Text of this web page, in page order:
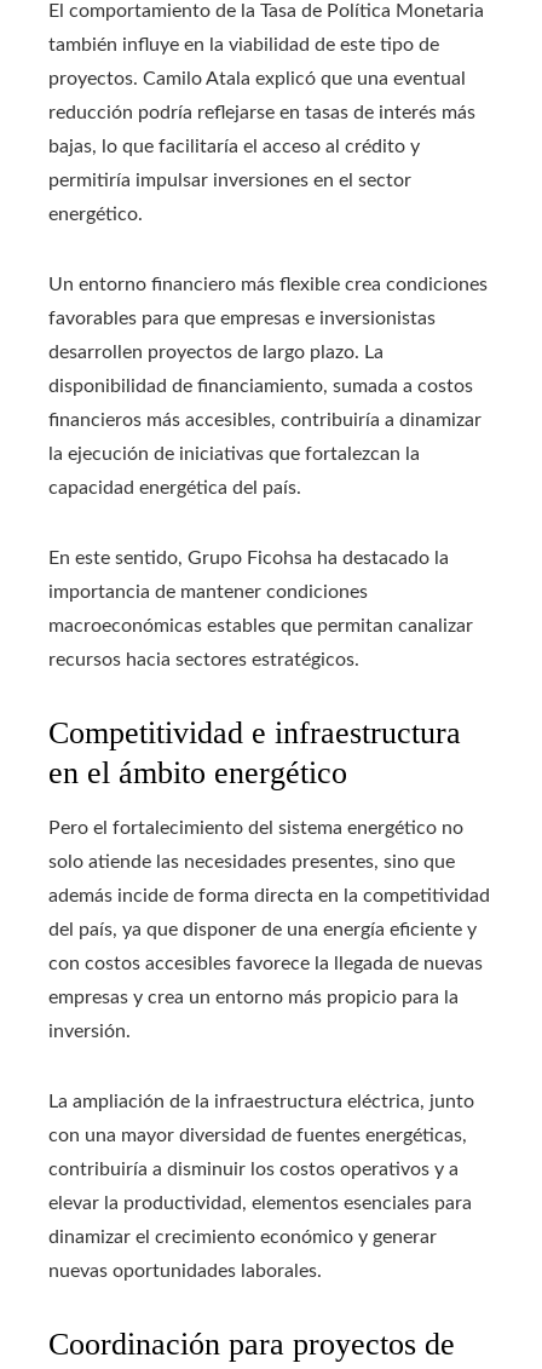
El comportamiento de la Tasa de Política Monetaria
también influye en la viabilidad de este tipo de
proyectos. Camilo Atala explicó que una eventual
reducción podría reflejarse en tasas de interés más
bajas, lo que facilitaría el acceso al crédito y
permitiría impulsar inversiones en el sector
energético.
Un entorno financiero más flexible crea condiciones
favorables para que empresas e inversionistas
desarrollen proyectos de largo plazo. La
disponibilidad de financiamiento, sumada a costos
financieros más accesibles, contribuiría a dinamizar
la ejecución de iniciativas que fortalezcan la
capacidad energética del país.
En este sentido, Grupo Ficohsa ha destacado la
importancia de mantener condiciones
macroeconómicas estables que permitan canalizar
recursos hacia sectores estratégicos.
Competitividad e infraestructura
en el ámbito energético
Pero el fortalecimiento del sistema energético no
solo atiende las necesidades presentes, sino que
además incide de forma directa en la competitividad
del país, ya que disponer de una energía eficiente y
con costos accesibles favorece la llegada de nuevas
empresas y crea un entorno más propicio para la
inversión.
La ampliación de la infraestructura eléctrica, junto
con una mayor diversidad de fuentes energéticas,
contribuiría a disminuir los costos operativos y a
elevar la productividad, elementos esenciales para
dinamizar el crecimiento económico y generar
nuevas oportunidades laborales.
Coordinación para proyectos de